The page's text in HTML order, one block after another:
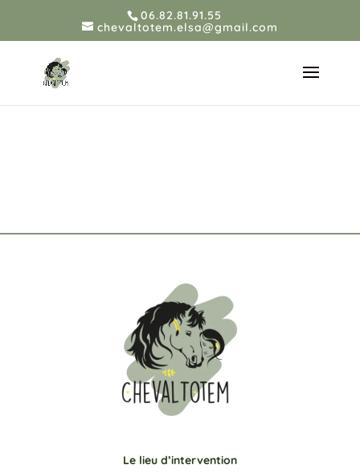
06.82.81.91.55
chevaltotem.elsa@gmail.com
Le lieu d’intervention